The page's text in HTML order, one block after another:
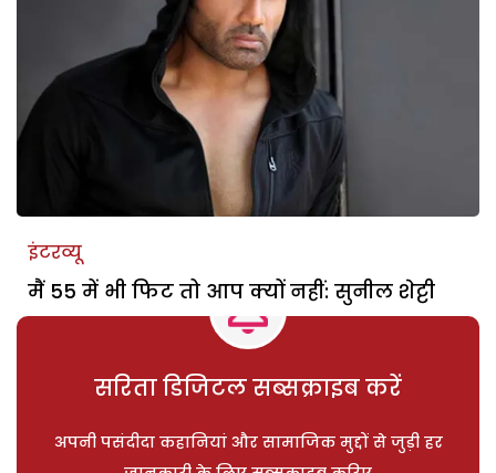
इंटरव्यू
मैं 55 में भी फिट तो आप क्यों नहीं: सुनील शेट्टी
सरिता डिजिटल सब्सक्राइब करें
अपनी पसंदीदा कहानियां और सामाजिक मुद्दों से जुड़ी हर